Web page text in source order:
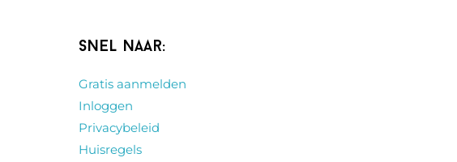
Snel naar:
Gratis aanmelden
Inloggen
Privacybeleid
Huisregels